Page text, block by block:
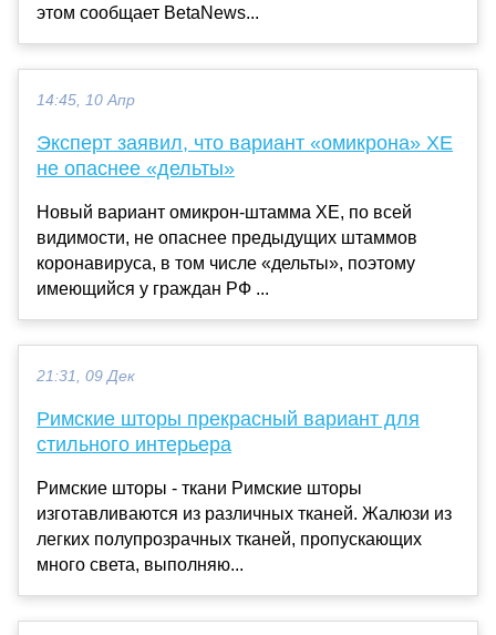
этом сообщает BetaNews...
14:45, 10 Апр
Эксперт заявил, что вариант «омикрона» XE
не опаснее «дельты»
Новый вариант омикрон-штамма XE, по всей
видимости, не опаснее предыдущих штаммов
коронавируса, в том числе «дельты», поэтому
имеющийся у граждан РФ ...
21:31, 09 Дек
Римские шторы прекрасный вариант для
стильного интерьера
Римские шторы - ткани Римские шторы
изготавливаются из различных тканей. Жалюзи из
легких полупрозрачных тканей, пропускающих
много света, выполняю...